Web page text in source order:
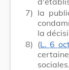
7) la
la
8) (L. 6
sociales.